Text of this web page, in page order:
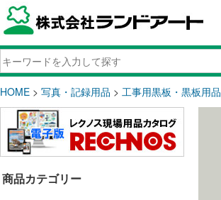
HOME > 写真・記録用品 > 工事用黒板・黒板用品
商品カテゴリー